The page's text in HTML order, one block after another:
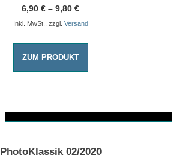
6,90 € – 9,80 €
Inkl. MwSt., zzgl. Versand
ZUM PRODUKT
Dieses Produkt weist mehrere Varianten auf. Die Optionen können auf der Produktseite gewählt werden
PhotoKlassik 02/2020